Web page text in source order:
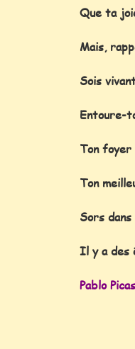
Que ta
Mais,
Sois
Entoure-
Ton foyer
Ton
Sors
Il y a des
Pablo